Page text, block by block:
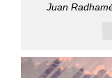
Juan